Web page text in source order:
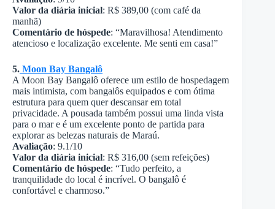
Valor da diária inicial: R$ 389,00 (com café da
manhã)
Comentário de hóspede: “Maravilhosa! Atendimento
atencioso e localização excelente. Me senti em casa!”
5. Moon Bay Bangalô
A Moon Bay Bangalô oferece um estilo de hospedagem
mais intimista, com bangalôs equipados e com ótima
estrutura para quem quer descansar em total
privacidade. A pousada também possui uma linda vista
para o mar e é um excelente ponto de partida para
explorar as belezas naturais de Maraú.
Avaliação: 9.1/10
Valor da diária inicial: R$ 316,00 (sem refeições)
Comentário de hóspede: “Tudo perfeito, a
tranquilidade do local é incrível. O bangalô é
confortável e charmoso.”